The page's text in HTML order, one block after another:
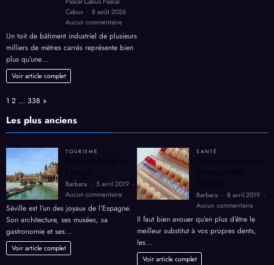
Cabus
8 août 2026
Aucun commentaire
Toiture
industrielle
bâtiment
?
Un toit de bâtiment industriel de plusieurs
milliers de mètres carrés représente bien
plus qu’une…
Voir article complet
Page:
1 2 … 338 Next
»
Les plus anciens
TOURISME
Séjours à Séville en
Espagne.
Barbara
5 avril 2019
Aucun commentaire
Séville
Espagne.
Séville est l’un des joyaux de l’Espagne.
Son architecture, ses musées, sa
gastronomie et ses…
Voir article complet
SANTÉ
Comment trouver une
bonne prothèse
dentaire.
Barbara
8 avril 2019
Aucun commentaire
une
Il faut bien avouer qu’en plus d’être le
meilleur substitut à vos propres dents,
les…
Voir article complet